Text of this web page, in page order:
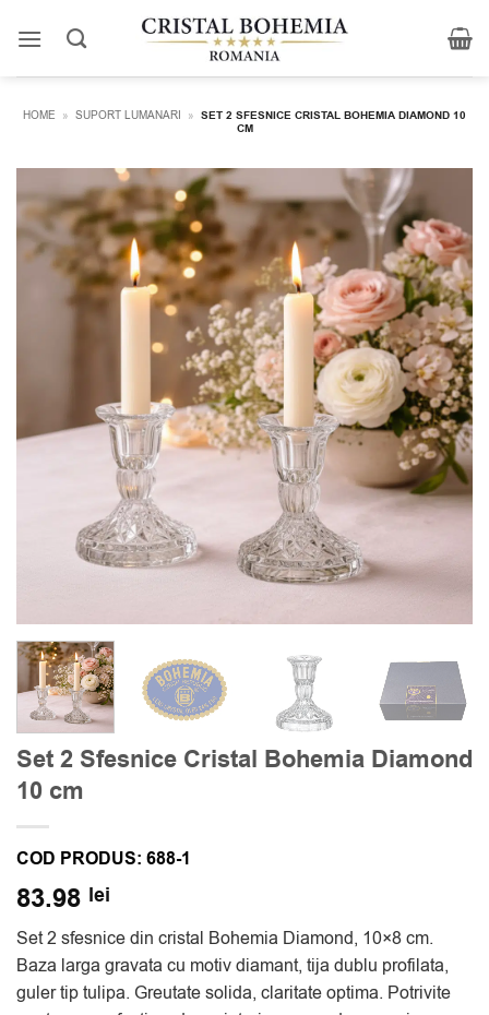
HOME » SUPORT LUMANARI » SET 2 SFESNICE CRISTAL BOHEMIA DIAMOND 10
CM
Set 2 Sfesnice Cristal Bohemia Diamond
10 cm
COD PRODUS: 688-1
83.98 lei
Set 2 sfesnice din cristal Bohemia Diamond, 10×8 cm.
Baza larga gravata cu motiv diamant, tija dublu profilata,
guler tip tulipa. Greutate solida, claritate optima. Potrivite